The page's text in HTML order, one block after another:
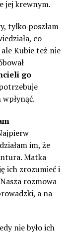
jej krewnym.
tylko poszłam
co
Kubie też nie
go
im, że
Matka
ich zrozumieć i
rozmowa
a na
nie było ich